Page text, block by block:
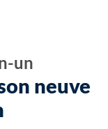
un
neuve